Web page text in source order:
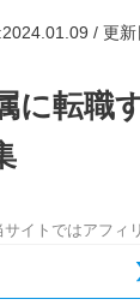
/ 更
に転職